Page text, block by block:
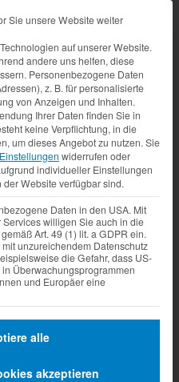
Sie unsere Website weiter
auf unserer Website.
andere uns helfen, diese
Personenbezogene Daten
z. B. für personalisierte
von Anzeigen und Inhalten.
Ihrer Daten finden Sie in
keine Verpflichtung, in die
um dieses Angebot zu nutzen. Sie
Einstellungen widerrufen oder
individueller Einstellungen
Website verfügbar sind.
Daten in den USA. Mit
willigen Sie auch in die
Art. 49 (1) lit. a GDPR ein.
unzureichendem Datenschutz
die Gefahr, dass US-
Überwachungsprogrammen
und Europäer eine
alle
akzeptieren